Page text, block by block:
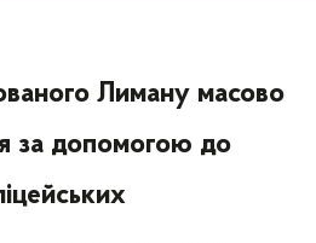
Лиману масово
за допомогою до